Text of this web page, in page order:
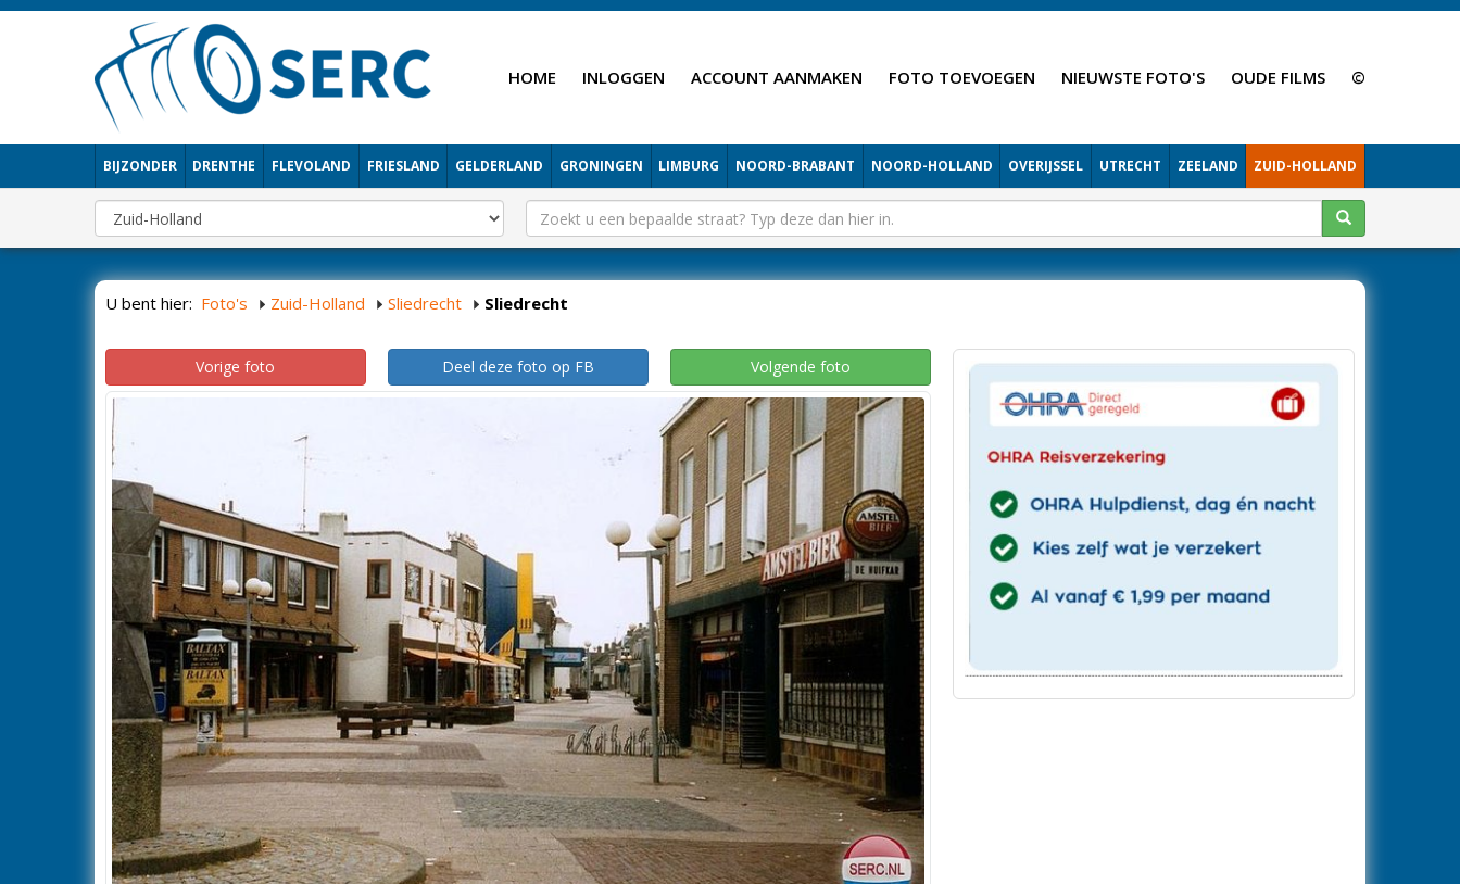
HOME INLOGGEN ACCOUNT AANMAKEN FOTO TOEVOEGEN NIEUWSTE FOTO'S OUDE FILMS ©
BIJZONDER DRENTHE FLEVOLAND FRIESLAND GELDERLAND GRONINGEN LIMBURG NOORD-BRABANT NOORD-HOLLAND OVERIJSSEL UTRECHT ZEELAND ZUID-HOLLAND
U bent hier: Foto's Zuid-Holland Sliedrecht Sliedrecht
Vorige foto Deel deze foto op FB Volgende foto